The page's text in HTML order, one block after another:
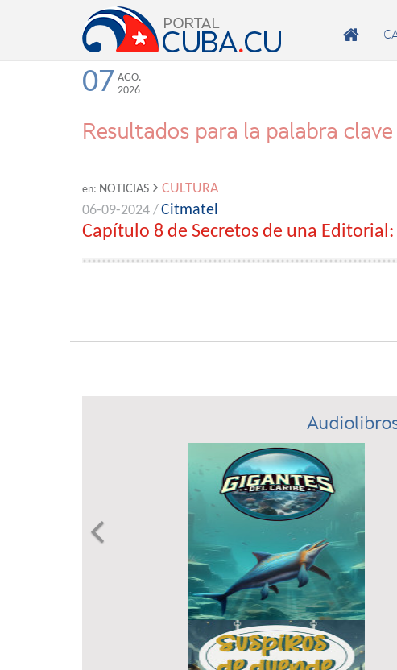

07 AGO.
2026
Resultados para la palabra clave
en: NOTICIAS
CULTURA
06-09-2024 /Citmatel
Capítulo 8 de Secretos de una
Previous